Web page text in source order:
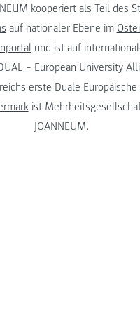
kooperiert als Teil des
auf nationaler Ebene im
und ist auf
– European University
erste Duale
ist
JOANNEUM.